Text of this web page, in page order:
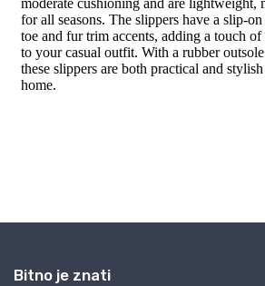
Bitno je znati